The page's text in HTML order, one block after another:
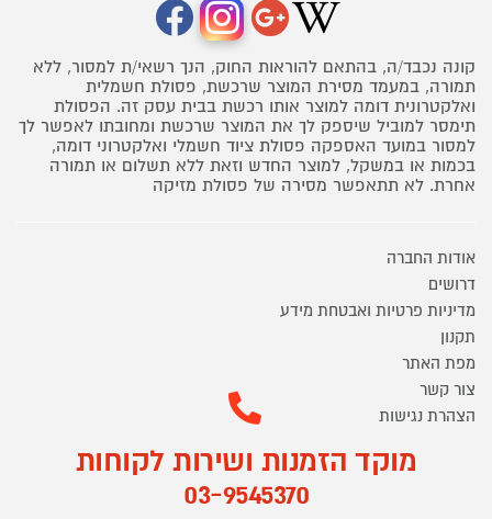
קונה נכבד/ה, בהתאם להוראות החוק, הנך רשאי/ת למסור, ללא
תמורה, במעמד מסירת המוצר שרכשת, פסולת חשמלית
ואלקטרונית דומה למוצר אותו רכשת בבית עסק זה. הפסולת
תימסר למוביל שיספק לך את המוצר שרכשת ומחובתו לאפשר לך
למסור במועד האספקה פסולת ציוד חשמלי ואלקטרוני דומה,
בכמות או במשקל, למוצר החדש וזאת ללא תשלום או תמורה
אחרת. לא תתאפשר מסירה של פסולת מזיקה
אודות החברה
דרושים
מדיניות פרטיות ואבטחת מידע
תקנון
מפת האתר
צור קשר
הצהרת נגישות
מוקד הזמנות ושירות לקוחות
03-9545370